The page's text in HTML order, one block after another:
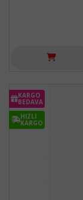
KARGO
BEDAVA
HIZLI
KARGO